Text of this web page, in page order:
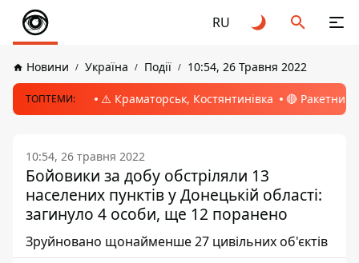
RU
Новини Україна Події 10:54, 26 Травня 2022
ТОПТЕМИ: ⚠️ Краматорськ, Костянтинівка 🔴 Ракетний
10:54, 26 травня 2022
Бойовики за добу обстріляли 13
населених пунктів у Донецькій області:
загинуло 4 особи, ще 12 поранено
Зруйновано щонайменше 27 цивільних об'єктів